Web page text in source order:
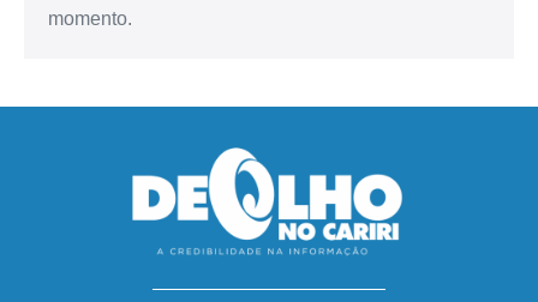
momento.